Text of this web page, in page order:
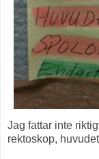
Jag fattar inte
rektoskop,